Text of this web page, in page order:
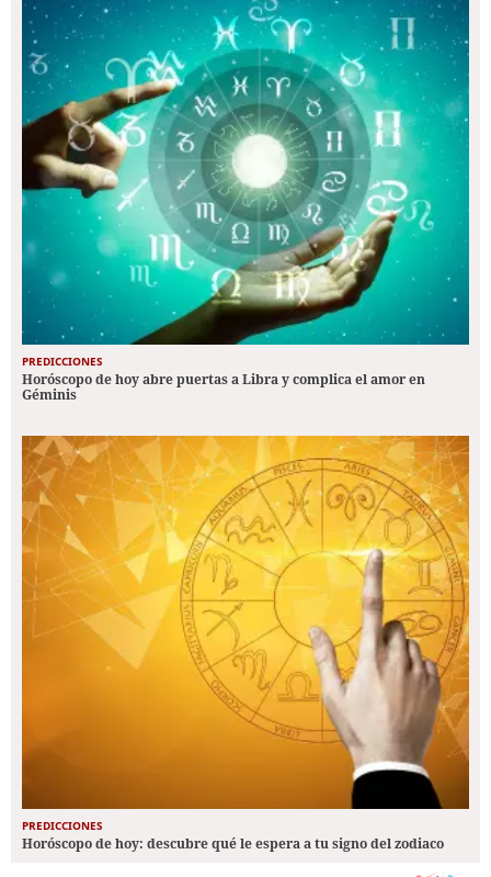
PREDICCIONES
Horóscopo de hoy abre puertas a Libra y complica el amor en
Géminis
PREDICCIONES
Horóscopo de hoy: descubre qué le espera a tu signo del zodiaco